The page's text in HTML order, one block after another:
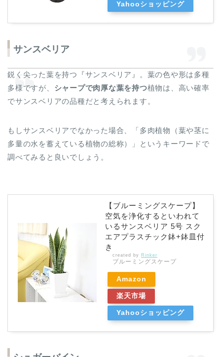
Yahooショッピング
サンスベリア
鋭く尖った葉を持つ『サンスベリア』。葉の色や形は多種
多様ですが、 シャープで肉厚な葉を持つ植物は、高い確率
でサンスベリアの品種だと考えられます。
もしサンスベリアでなかった場合、「多肉植物（葉や茎に
多量の水を蓄えている植物の総称）」というキーワードで
調べてみると良いでしょう。
【ブルーミングスケープ】
空気を浄化するといわれて
いるサンスベリア 5号 スク
エアプラスチック鉢+鉢皿付
き
created by Rinker
ブルーミングスケープ
Amazon
楽天市場
Yahooショッピング